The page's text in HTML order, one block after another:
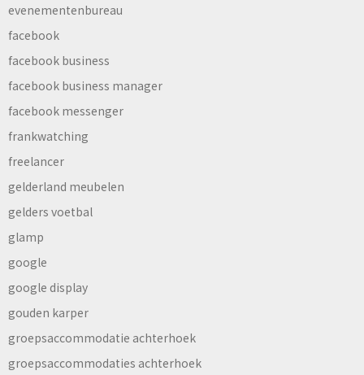
evenementenbureau
facebook
facebook business
facebook business manager
facebook messenger
frankwatching
freelancer
gelderland meubelen
gelders voetbal
glamp
google
google display
gouden karper
groepsaccommodatie achterhoek
groepsaccommodaties achterhoek